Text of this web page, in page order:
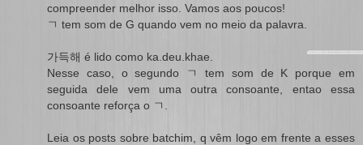
compreender melhor isso. Vamos aos poucos!
ㄱ tem som de G quando vem no meio da palavra.
가득해 é lido como ka.deu.khae.
Nesse caso, o segundo ㄱ tem som de K porque em
seguida dele vem uma outra consoante, entao essa
consoante reforça o ㄱ.
Leia os posts sobre batchim, q vêm logo em frente a esses